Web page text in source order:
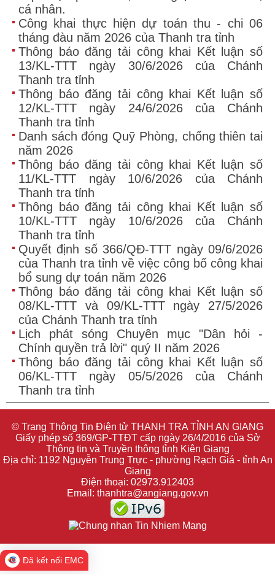
cá nhân.
Công khai thực hiện dự toán thu - chi 06
tháng đàu năm 2026 của Thanh tra tỉnh
Thông báo đăng tải công khai Kết luận số
13/KL-TTT ngày 30/6/2026 của Chánh
Thanh tra tỉnh
Thông báo đăng tải công khai Kết luận số
12/KL-TTT ngày 24/6/2026 của Chánh
Thanh tra tỉnh
Danh sách đóng Quỹ Phòng, chống thiên tai
năm 2026
Thông báo đăng tải công khai Kết luận số
11/KL-TTT ngày 10/6/2026 của Chánh
Thanh tra tỉnh
Thông báo đăng tải công khai Kết luận số
10/KL-TTT ngày 10/6/2026 của Chánh
Thanh tra tỉnh
Quyết định số 366/QĐ-TTT ngày 09/6/2026
của Thanh tra tỉnh về việc công bố công khai
bổ sung dự toán năm 2026
Thông báo đăng tải công khai Kết luận số
08/KL-TTT và 09/KL-TTT ngày 27/5/2026
của Chánh Thanh tra tỉnh
Lịch phát sóng Chuyên mục "Dân hỏi -
Chính quyền trả lời" quý II năm 2026
Thông báo đăng tải công khai Kết luận số
06/KL-TTT ngày 05/5/2026 của Chánh
Thanh tra tỉnh
© Trang Thông Tin Điện tử THANH TRA TỈNH AN GIANG
Giấy phép số 369/GP-TTĐT cấp ngày 26/4/2016 của Sở
Thông tin và Truyền thông tỉnh Kiên Giang
Địa chỉ: 1192 Nguyễn Trung Trực - phường Rạch Giá - tỉnh An
Giang
Điện thoại: 02973.912403
Email: thanhtra@angiang.gov.vn
Đã kết nối EMC